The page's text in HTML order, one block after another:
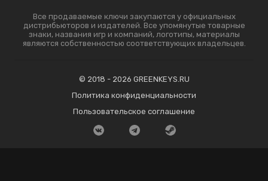
Все продаваемые ключи закупаются у официальных
дистрибьюторов и издателей. Все упомянутые товарные
знаки, названия игр и компаний, логотипы, материалы
являются собственностью соответствующих владельцев.
© 2018 - 2026 GREENKEYS.RU
Политика конфиденциальности
Пользовательское соглашение